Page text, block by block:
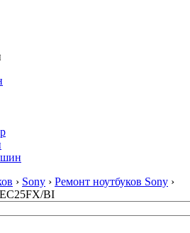
› Sony › Ремонт ноутбуков Sony ›
BI